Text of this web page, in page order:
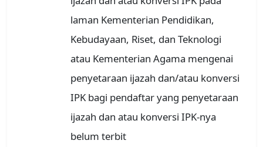
laman Kementerian Pendidikan,
Kebudayaan, Riset, dan Teknologi
atau Kementerian Agama mengenai
penyetaraan ijazah dan/atau konversi
IPK bagi pendaftar yang penyetaraan
ijazah dan atau konversi IPK-nya
belum terbit